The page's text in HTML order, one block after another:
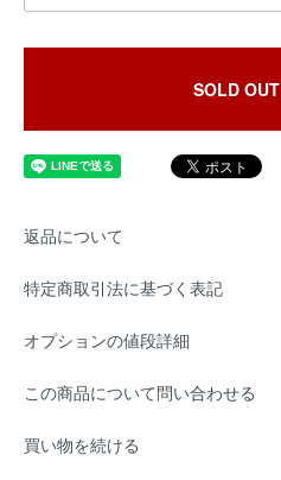
SOLD OUT
返品について
特定商取引法に基づく表記
オプションの値段詳細
この商品について問い合わせる
買い物を続ける